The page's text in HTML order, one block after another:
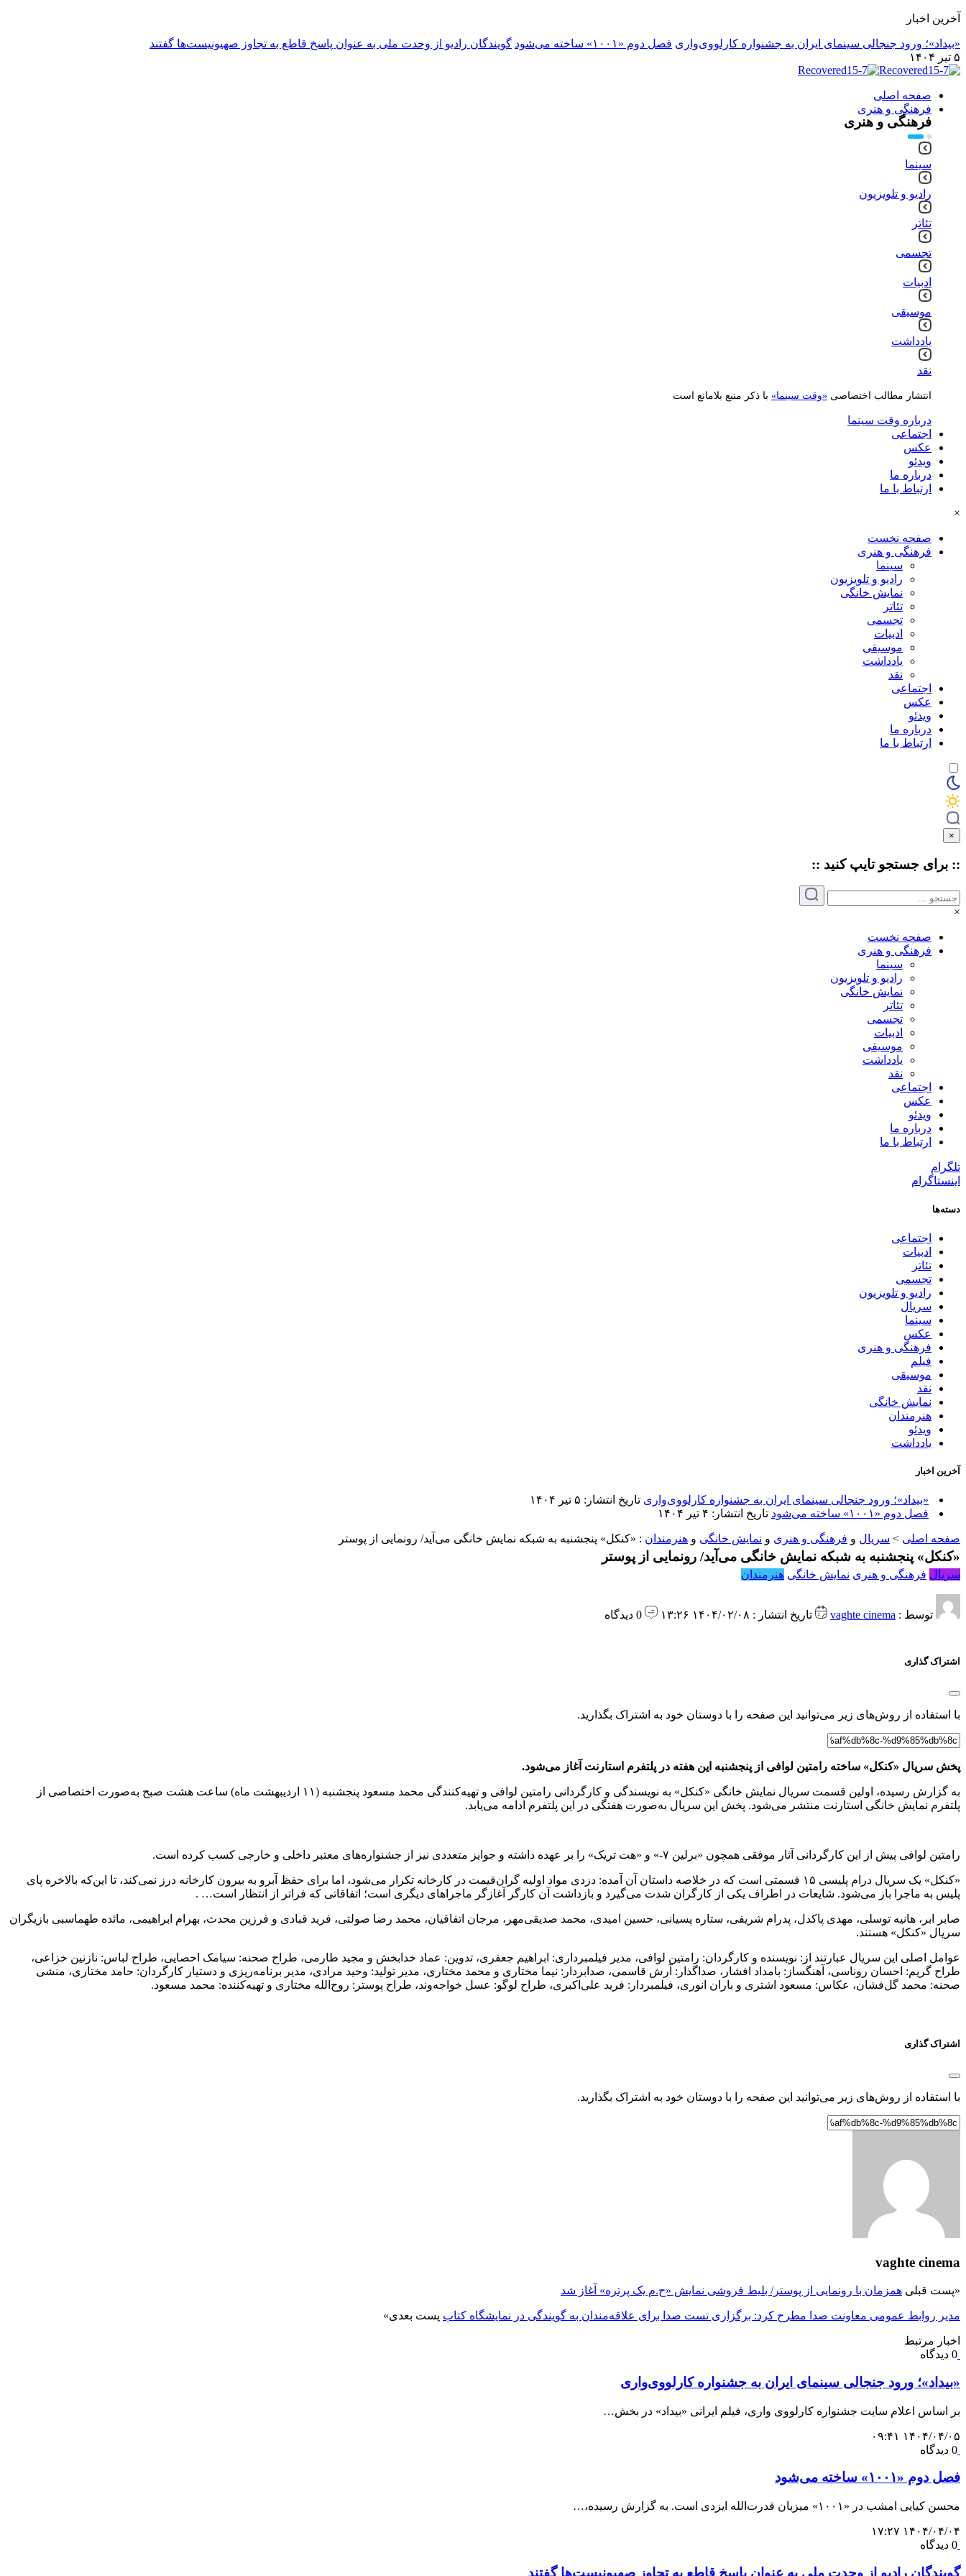
آخرین اخبار
«بیداد»؛ ورود جنجالی سینمای ایران به جشنواره کارلووی‌واری فصل دوم «۱۰۰۱» ساخته می‌شود
گویندگان رادیو از وحدت ملی به عنوان پاسخ قاطع به تجاوز صهیونیست‌ها گفتند
۵ تیر ۱۴۰۴
صفحه اصلی
فرهنگی و هنری
فرهنگی و هنری
سینما
رادیو و تلویزیون
تئاتر
تجسمی
ادبیات
موسیقی
یادداشت
نقد
انتشار مطالب اختصاصی «وقت سینما» با ذکر منبع بلامانع است
درباره وقت سینما
اجتماعی
عکس
ویدئو
درباره ما
ارتباط با ما
×
صفحه نخست
فرهنگی و هنری
سینما
رادیو و تلویزیون
نمایش خانگی
تئاتر
تجسمی
ادبیات
موسیقی
یادداشت
نقد
اجتماعی
عکس
ویدئو
درباره ما
ارتباط با ما
×
:: برای جستجو تایپکنید ::
×
صفحه نخست
فرهنگی و هنری
سینما
رادیو و تلویزیون
نمایش خانگی
تئاتر
تجسمی
ادبیات
موسیقی
یادداشت
نقد
اجتماعی
عکس
ویدئو
درباره ما
ارتباط با ما
تلگرام
اینستاگرام
دسته‌ها
اجتماعی
ادبیات
تئاتر
تجسمی
رادیو و تلویزیون
سریال
سینما
عکس
فرهنگی و هنری
فیلم
موسیقی
نقد
نمایش خانگی
هنرمندان
ویدئو
یادداشت
آخرین اخبار
«بیداد»؛ ورود جنجالی سینمای ایران به جشنواره کارلووی‌واری تاریخ انتشار: ۵ تیر ۱۴۰۴
فصل دوم «۱۰۰۱» ساخته می‌شود
تاریخ انتشار: ۴ تیر ۱۴۰۴
صفحه اصلی > سریال و فرهنگی و هنری و نمایش خانگی و هنرمندان : «کنکل» پنجشنبه به شبکه نمایش خانگی می‌آید/ رونمایی از پوستر
«کنکل» پنجشنبه به شبکه نمایش خانگی می‌آید/ رونمایی از پوستر
سریال فرهنگی و هنری نمایش خانگی هنرمندان
توسط : vaghte cinema تاریخ انتشار : ۱۴۰۴/۰۲/۰۸ ۱۳:۲۶
اشتراک گذاری
با استفاده از روش‌های زیر می‌توانید این صفحه را با دوستان خود به اشتراک بگذارید.
پخش سریال «کنکل» ساخته رامتین لوافی از پنجشنبه این هفته در پلتفرم استارنت آغاز می‌شود.
به گزارش رسیده، اولین قسمت سریال نمایش خانگی «کنکل» به نویسندگی و کارگردانی رامتین لوافی و تهیه‌کنندگی محمد مسعود پنجشنبه (۱۱ اردیبهشت ماه) ساعت هشت صبح به‌صورت اختصاصی از
پلتفرم نمایش خانگی استارنت منتشر می‌شود. پخش این سریال به‌صورت هفتگی در این پلتفرم ادامه می‌یابد.
رامتین لوافی پیش از این کارگردانی آثار موفقی همچون «برلین ۷-» و «هت تریک» را بر عهده داشته و جوایز متعددی نیز از جشنواره‌های معتبر داخلی و خارجی کسب کرده است.
«کنکل» یک سریال درام پلیسی ۱۵ قسمتی است که در خلاصه داستان آن آمده: دزدی مواد اولیه گران‌قیمت در کارخانه تکرار می‌شود، اما برای حفظ آبرو به بیرون کارخانه درز نمی‌کند، تا این‌که بالاخره پای
پلیس به ماجرا باز می‌شود. شایعات در اطراف یکی از کارگران شدت می‌گیرد و بازداشت آن کارگر آغازگر ماجراهای دیگری است؛ اتفاقاتی که فراتر از انتظار است… .
صابر ابر، هانیه توسلی، مهدی پاکدل، پدرام شریفی، ستاره پسیانی، حسین امیدی، محمد صدیقی‌مهر، مرجان اتفاقیان، محمد رضا صولتی، فرید قبادی و فرزین محدث، بهرام ابراهیمی، مائده طهماسبی بازیگران
سریال «کنکل» هستند.
عوامل اصلی این سریال عبارتند از: نویسنده و کارگردان: رامتین لوافی، مدیر فیلمبرداری: ابراهیم جعفری، تدوین: عماد خدابخش و مجید طارمی، طراح صحنه: سیامک احصایی، طراح لباس: نازنین خزاعی،
طراح گریم: احسان روناسی، آهنگساز: بامداد افشار، صداگذار: آرش قاسمی، صدابردار: نیما مختاری و محمد مختاری، مدیر تولید: وحید مرادی، مدیر برنامه‌ریزی و دستیار کارگردان: حامد مختاری، منشی
صحنه: محمد گل‌فشان، عکاس: مسعود اشتری و باران انوری، فیلمبردار: فرید علی‌اکبری، طراح لوگو: عسل خواجه‌وند، طراح پوستر: روح‌الله مختاری و تهیه‌کننده: محمد مسعود.
اشتراک گذاری
با استفاده از روش‌های زیر می‌توانید این صفحه را با دوستان خود به اشتراک بگذارید.
vaghte cinema
«پست قبلی همزمان با رونمایی از پوستر/ بلیط فروشی نمایش «ح.م یک پرتره» آغاز شد
مدیر روابط‌‎ عمومی معاونت صدا مطرح کرد: برگزاری تست صدا برای علاقه‌مندان به گویندگی در نمایشگاه کتاب پست بعدی»
اخبار مرتبط
0 دیدگاه
«بیداد»؛ ورود جنجالی سینمای ایران به جشنواره کارلووی‌واری
بر اساس اعلام سایت جشنواره کارلووی واری، فیلم ایرانی «بیداد» در بخش…
۱۴۰۴/۰۴/۰۵ ۰۹:۴۱
0 دیدگاه
فصل دوم «۱۰۰۱» ساخته می‌شود
محسن کیایی امشب در «۱۰۰۱» میزبان قدرت‌الله ایزدی است. به گزارش رسیده،…
۱۴۰۴/۰۴/۰۴ ۱۷:۲۷
0 دیدگاه
گویندگان رادیو از وحدت ملی به عنوان پاسخ قاطع به تجاوز صهیونیست‌ها گفتند